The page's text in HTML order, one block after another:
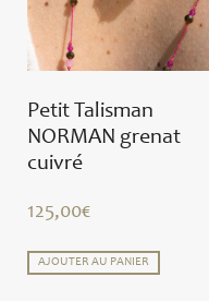
Petit Talisman
NORMAN grenat
cuivré
125,00€
AJOUTER AU PANIER